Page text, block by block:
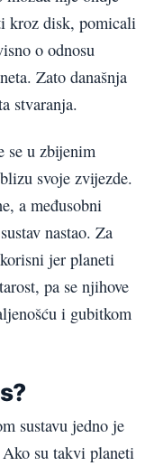
kroz disk, pomicali
o odnosu
Zato današnja
stvaranja.
se u zbijenim
svoje zvijezde.
a međusobni
nastao. Za
jer planeti
pa se njihove
i gubitkom
sustavu jedno je
su takvi planeti